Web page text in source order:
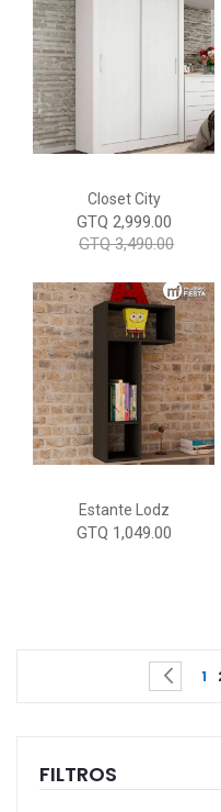
Closet City
GTQ 2,999.00
GTQ 3,490.00
Estante Lodz
GTQ 1,049.00
Page 1
FILTROS